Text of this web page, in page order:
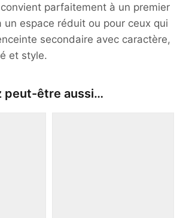
parfaitement à un premier
un espace réduit ou pour ceux qui
secondaire avec caractère,
et style.
peut-être aussi…